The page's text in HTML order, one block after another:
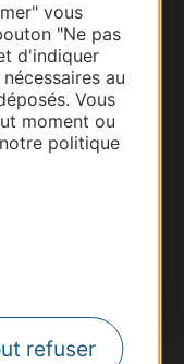
vous
"Ne pas
d'indiquer
au
Vous
moment ou
politique
refuser
des
et de sorties.